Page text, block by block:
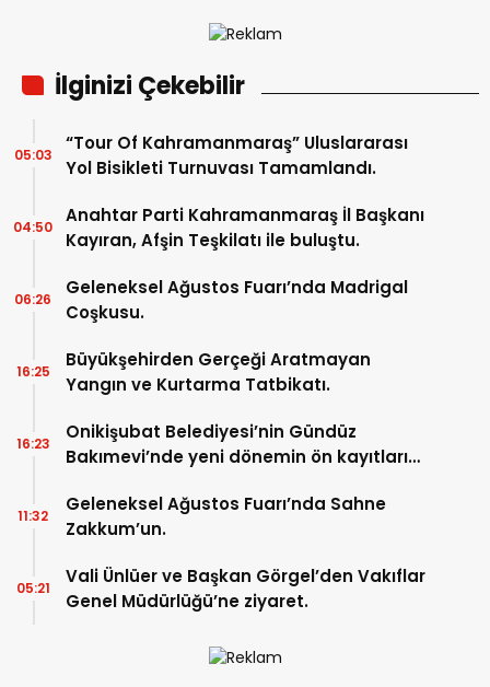
İlginizi Çekebilir
“Tour Of Kahramanmaraş” Uluslararası
Yol Bisikleti Turnuvası Tamamlandı.
05:03
Anahtar Parti Kahramanmaraş İl Başkanı
Kayıran, Afşin Teşkilatı ile buluştu.
04:50
Geleneksel Ağustos Fuarı’nda Madrigal
Coşkusu.
06:26
Büyükşehirden Gerçeği Aratmayan
Yangın ve Kurtarma Tatbikatı.
16:25
Onikişubat Belediyesi’nin Gündüz
Bakımevi’nde yeni dönemin ön kayıtları
16:23
Geleneksel Ağustos Fuarı’nda Sahne
Zakkum’un.
11:32
Vali Ünlüer ve Başkan Görgel’den Vakıflar
Genel Müdürlüğü’ne ziyaret.
05:21